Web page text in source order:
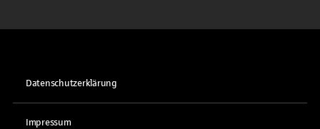
Datenschutzerklärung
Impressum